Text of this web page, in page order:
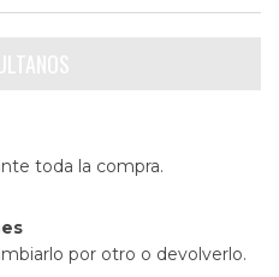
toda la compra.
por otro o devolverlo.